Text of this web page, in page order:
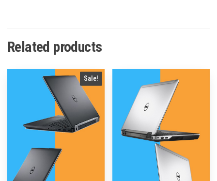
Related products
Sale!